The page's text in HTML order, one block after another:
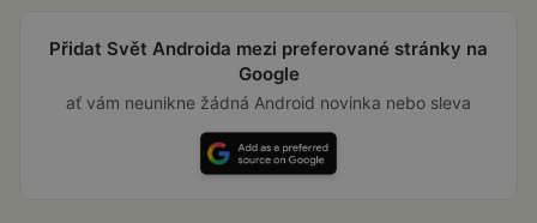
Přidat Svět Androida mezi preferované stránky na
Google
ať vám neunikne žádná Android novinka nebo sleva